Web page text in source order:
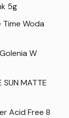
5g
Time Woda
W
SUN MATTE
Acid Free 8